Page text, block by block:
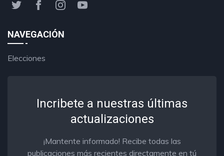
NAVEGACIÓN
Elecciones
Incribete a nuestras últimas
actualizaciones
¡Mantente informado! Recibe todas las
publicaciones más recientes directamente en tú